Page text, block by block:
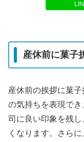
産休前に菓子
産休前の挨拶に菓
の気持ちを表現で
司に良い印象を残
くなります。さら